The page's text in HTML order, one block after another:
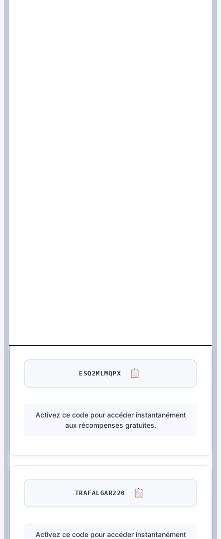
ESQ2MLMQPX
Activez ce code pour accéder instantanément
aux récompenses gratuites.
TRAFALGAR220
Activez ce code pour accéder instantanément